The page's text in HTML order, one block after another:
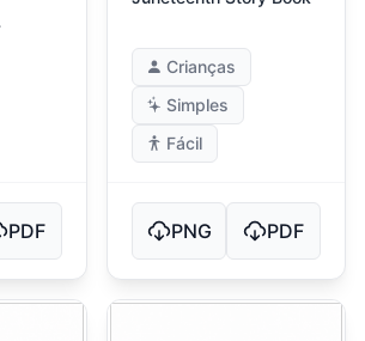
PDF
Crianças
Simples
Fácil
PNG PDF